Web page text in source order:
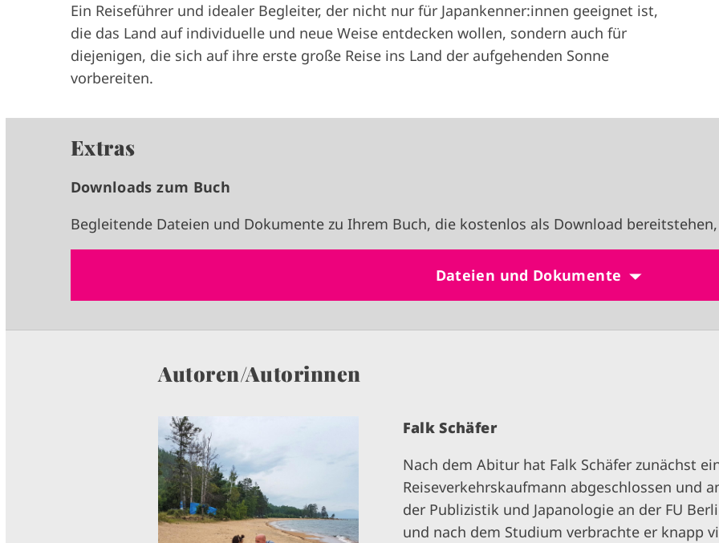
Ein Reiseführer und idealer Begleiter, der nicht nur für Japankenner:innen geeignet ist,
die das Land auf individuelle und neue Weise entdecken wollen, sondern auch für
diejenigen, die sich auf ihre erste große Reise ins Land der aufgehenden Sonne
vorbereiten.
Extras
Downloads zum Buch
Begleitende Dateien und Dokumente zu Ihrem Buch, die kostenlos als Download
Dateien und Dokumente
Autoren/Autorinnen
I
M
A
G
E
Falk Schäfer
Nach dem Abitur hat Falk Schäfer zunächst
Reiseverkehrskaufmann abgeschlossen und
der Publizistik und Japanologie an der FU
und nach dem Studium verbrachte er knapp